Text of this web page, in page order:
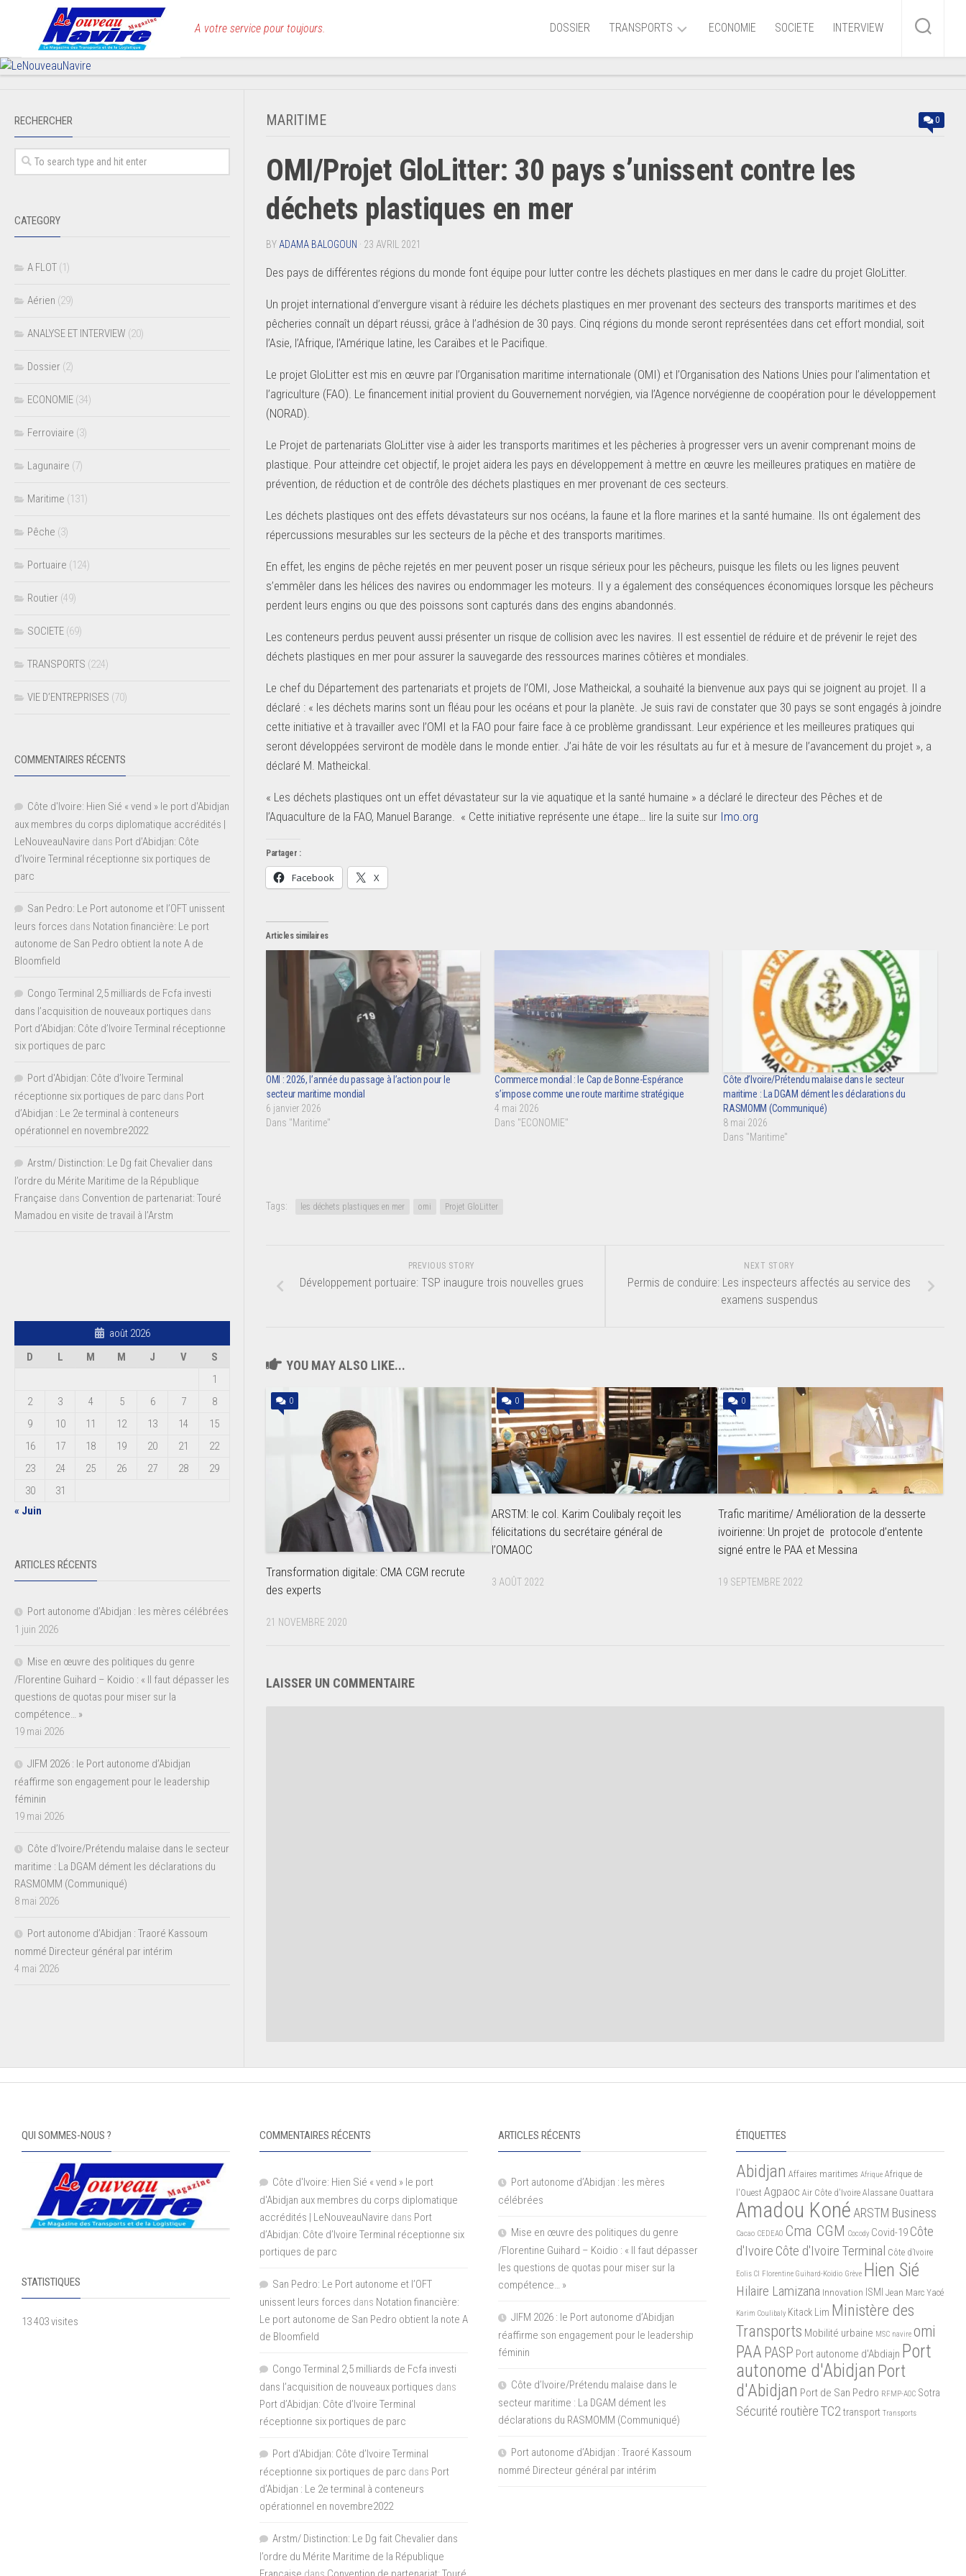
A votre service pour toujours. DOSSIER TRANSPORTS
Aérien
Routier
ECONOMIE SOCIETE INTERVIEW
MARITIME 0
OMI/Projet GloLitter: 30 pays s’unissent contre les
déchets plastiques en mer
BY ADAMA BALOGOUN · 23 AVRIL 2021
Des pays de différentes régions du monde font équipe pour lutter contre les déchets plastiques en mer dans le cadre du projet GloLitter.
Un projet international d’envergure visant à réduire les déchets plastiques en mer provenant des secteurs des transports maritimes et des
pêcheries connaît un départ réussi, grâce à l’adhésion de 30 pays. Cinq régions du monde seront représentées dans cet effort mondial, soit
l’Asie, l’Afrique, l’Amérique latine, les Caraïbes et le Pacifique.
Le projet GloLitter est mis en œuvre par l’Organisation maritime internationale (OMI) et l’Organisation des Nations Unies pour l’alimentation et
l’agriculture (FAO). Le financement initial provient du Gouvernement norvégien, via l’Agence norvégienne de coopération pour le développement
(NORAD).
Le Projet de partenariats GloLitter vise à aider les transports maritimes et les pêcheries à progresser vers un avenir comprenant moins de
plastique. Pour atteindre cet objectif, le projet aidera les pays en développement à mettre en œuvre les meilleures pratiques en matière de
prévention, de réduction et de contrôle des déchets plastiques en mer provenant de ces secteurs.
Les déchets plastiques ont des effets dévastateurs sur nos océans, la faune et la flore marines et la santé humaine. Ils ont également des
répercussions mesurables sur les secteurs de la pêche et des transports maritimes.
En effet, les engins de pêche rejetés en mer peuvent poser un risque sérieux pour les pêcheurs, puisque les filets ou les lignes peuvent
s’emmêler dans les hélices des navires ou endommager les moteurs. Il y a également des conséquences économiques lorsque les pêcheurs
perdent leurs engins ou que des poissons sont capturés dans des engins abandonnés.
Les conteneurs perdus peuvent aussi présenter un risque de collision avec les navires. Il est essentiel de réduire et de prévenir le rejet des
déchets plastiques en mer pour assurer la sauvegarde des ressources marines côtières et mondiales.
Le chef du Département des partenariats et projets de l’OMI, Jose Matheickal, a souhaité la bienvenue aux pays qui se joignent au projet. Il a
déclaré : « les déchets marins sont un fléau pour les océans et pour la planète. Je suis ravi de constater que 30 pays se sont engagés à joindre
cette initiative et à travailler avec l’OMI et la FAO pour faire face à ce problème grandissant. Leur expérience et les meilleures pratiques qui
seront développées serviront de modèle dans le monde entier. J’ai hâte de voir les résultats au fur et à mesure de l’avancement du projet », a
déclaré M. Matheickal.
« Les déchets plastiques ont un effet dévastateur sur la vie aquatique et la santé humaine » a déclaré le directeur des Pêches et de
l’Aquaculture de la FAO, Manuel Barange. « Cette initiative représente une étape… lire la suite sur Imo.org
Partager :
Facebook X
Articles similaires
OMI : 2026, l’année du passage à l’action pour le
secteur maritime mondial
6 janvier 2026
Dans "Maritime"
Commerce mondial : le Cap de Bonne-Espérance
s’impose comme une route maritime stratégique
4 mai 2026
Dans "ECONOMIE"
Côte d’Ivoire/Prétendu malaise dans le secteur
maritime : La DGAM dément les déclarations du
RASMOMM (Communiqué)
8 mai 2026
Dans "Maritime"
Tags: les déchets plastiques en mer omi Projet GloLitter
NEXT STORY
Permis de conduire: Les inspecteurs affectés au service des
examens suspendus
PREVIOUS STORY
Développement portuaire: TSP inaugure trois nouvelles grues
YOU MAY ALSO LIKE...
0
Transformation digitale: CMA CGM recrute
des experts
21 NOVEMBRE 2020
0
ARSTM: le col. Karim Coulibaly reçoit les
félicitations du secrétaire général de
l’OMAOC
3 AOÛT 2022
0
Trafic maritime/ Amélioration de la desserte
ivoirienne: Un projet de protocole d’entente
signé entre le PAA et Messina
19 SEPTEMBRE 2022
LAISSER UN COMMENTAIRE
RECHERCHER
CATEGORY
A FLOT (1)
Aérien (29)
ANALYSE ET INTERVIEW (20)
Dossier (2)
ECONOMIE (34)
Ferroviaire (3)
Lagunaire (7)
Maritime (131)
Pêche (3)
Portuaire (124)
Routier (49)
SOCIETE (69)
TRANSPORTS (224)
VIE D’ENTREPRISES (70)
COMMENTAIRES RÉCENTS
Côte d'Ivoire: Hien Sié « vend » le port d'Abidjan
aux membres du corps diplomatique accrédités |
LeNouveauNavire dans Port d’Abidjan: Côte
d’Ivoire Terminal réceptionne six portiques de
parc
San Pedro: Le Port autonome et l’OFT unissent
leurs forces dans Notation financière: Le port
autonome de San Pedro obtient la note A de
Bloomfield
Congo Terminal 2,5 milliards de Fcfa investi
dans l’acquisition de nouveaux portiques dans
Port d’Abidjan: Côte d’Ivoire Terminal réceptionne
six portiques de parc
Port d'Abidjan: Côte d’Ivoire Terminal
réceptionne six portiques de parc dans Port
d’Abidjan : Le 2e terminal à conteneurs
opérationnel en novembre2022
Arstm/ Distinction: Le Dg fait Chevalier dans
l’ordre du Mérite Maritime de la République
Française dans Convention de partenariat: Touré
Mamadou en visite de travail à l’Arstm
août 2026
D
L M M J V
S
1
2
3 4 5 6 7
8
9
10 11 12 13 14
15
16
17 18 19 20 21
22
23
24 25 26 27 28
29
30
31
« Juin
ARTICLES RÉCENTS
Port autonome d’Abidjan : les mères célébrées
1 juin 2026
Mise en œuvre des politiques du genre
/Florentine Guihard – Koidio : « Il faut dépasser les
questions de quotas pour miser sur la
compétence… »
19 mai 2026
JIFM 2026 : le Port autonome d’Abidjan
réaffirme son engagement pour le leadership
féminin
19 mai 2026
Côte d’Ivoire/Prétendu malaise dans le secteur
maritime : La DGAM dément les déclarations du
RASMOMM (Communiqué)
8 mai 2026
Port autonome d’Abidjan : Traoré Kassoum
nommé Directeur général par intérim
4 mai 2026
QUI SOMMES-NOUS ?
STATISTIQUES
13 403 visites
COMMENTAIRES RÉCENTS
Côte d'Ivoire: Hien Sié « vend » le port
d'Abidjan aux membres du corps diplomatique
accrédités | LeNouveauNavire dans Port
d’Abidjan: Côte d’Ivoire Terminal réceptionne six
portiques de parc
San Pedro: Le Port autonome et l’OFT
unissent leurs forces dans Notation financière:
Le port autonome de San Pedro obtient la note A
de Bloomfield
Congo Terminal 2,5 milliards de Fcfa investi
dans l’acquisition de nouveaux portiques dans
Port d’Abidjan: Côte d’Ivoire Terminal
réceptionne six portiques de parc
Port d'Abidjan: Côte d’Ivoire Terminal
réceptionne six portiques de parc dans Port
d’Abidjan : Le 2e terminal à conteneurs
opérationnel en novembre2022
Arstm/ Distinction: Le Dg fait Chevalier dans
l’ordre du Mérite Maritime de la République
ARTICLES RÉCENTS
Port autonome d’Abidjan : les mères
célébrées
Mise en œuvre des politiques du genre
/Florentine Guihard – Koidio : « Il faut dépasser
les questions de quotas pour miser sur la
compétence… »
JIFM 2026 : le Port autonome d’Abidjan
réaffirme son engagement pour le leadership
féminin
Côte d’Ivoire/Prétendu malaise dans le
secteur maritime : La DGAM dément les
déclarations du RASMOMM (Communiqué)
Port autonome d’Abidjan : Traoré Kassoum
nommé Directeur général par intérim
ÉTIQUETTES
Abidjan Affaires maritimes Afrique Afrique de
l'Ouest Agpaoc Air Côte d'Ivoire Alassane Ouattara
Amadou Koné ARSTM Business
Cacao CEDEAO Cma CGM Cocody Covid-19 Côte
d'Ivoire Côte d'Ivoire Terminal Côte d’Ivoire
Eolis CI Florentine Guihard-Koidio Grève Hien Sié
Hilaire Lamizana Innovation ISMI Jean Marc Yacé
Karim Coulibaly Kitack Lim Ministère des
Transports Mobilité urbaine MSC navire omi
PAA PASP Port autonome d'Abdiajn Port
autonome d'Abidjan Port
d'Abidjan Port de San Pedro RFMP-AOC Sotra
Sécurité routièreTC2 transport Transports